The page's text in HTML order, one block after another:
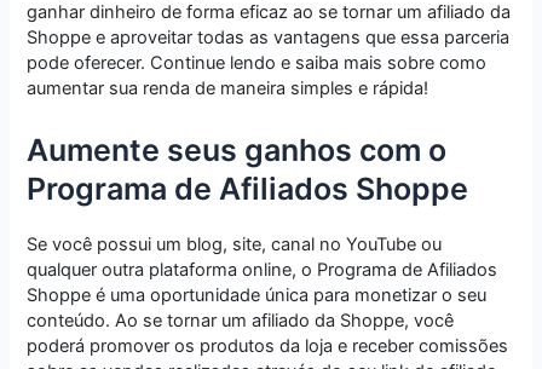
ganhar dinheiro de forma eficaz ao se tornar um afiliado da
Shoppe e aproveitar todas as vantagens que essa parceria
pode oferecer. Continue lendo e saiba mais sobre como
aumentar sua renda de maneira simples e rápida!
Aumente seus ganhos com o
Programa de Afiliados Shoppe
Se você possui um blog, site, canal no YouTube ou
qualquer outra plataforma online, o Programa de Afiliados
Shoppe é uma oportunidade única para monetizar o seu
conteúdo. Ao se tornar um afiliado da Shoppe, você
poderá promover os produtos da loja e receber comissões